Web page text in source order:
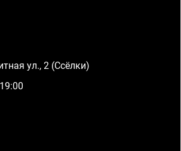
ул., 2 (Ссёлки)